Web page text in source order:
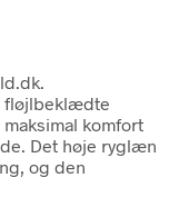
fløjlbeklædte
komfort
Det høje ryglæn
og den